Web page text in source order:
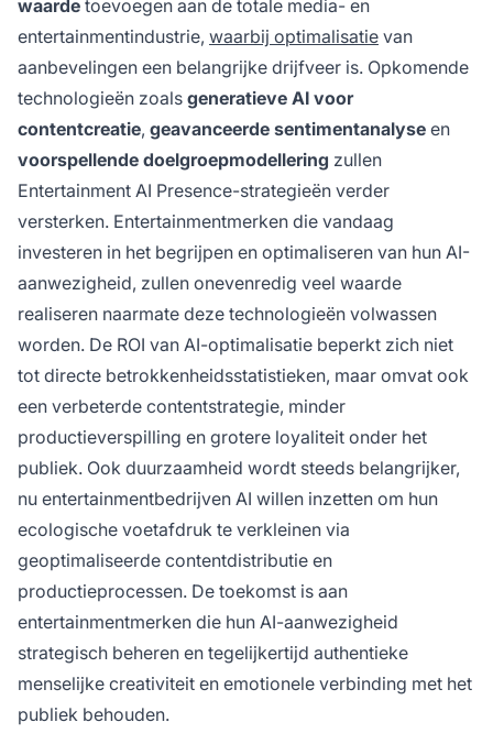
waarde toevoegen aan de totale media- en
entertainmentindustrie, waarbij optimalisatie van
aanbevelingen een belangrijke drijfveer is. Opkomende
technologieën zoals generatieve AI voor
contentcreatie, geavanceerde sentimentanalyse en
voorspellende doelgroepmodellering zullen
Entertainment AI Presence-strategieën verder
versterken. Entertainmentmerken die vandaag
investeren in het begrijpen en optimaliseren van hun AI-
aanwezigheid, zullen onevenredig veel waarde
realiseren naarmate deze technologieën volwassen
worden. De ROI van AI-optimalisatie beperkt zich niet
tot directe betrokkenheidsstatistieken, maar omvat ook
een verbeterde contentstrategie, minder
productieverspilling en grotere loyaliteit onder het
publiek. Ook duurzaamheid wordt steeds belangrijker,
nu entertainmentbedrijven AI willen inzetten om hun
ecologische voetafdruk te verkleinen via
geoptimaliseerde contentdistributie en
productieprocessen. De toekomst is aan
entertainmentmerken die hun AI-aanwezigheid
strategisch beheren en tegelijkertijd authentieke
menselijke creativiteit en emotionele verbinding met het
publiek behouden.